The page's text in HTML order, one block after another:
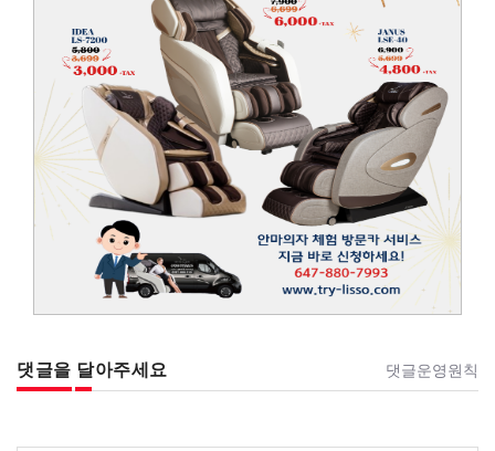
댓글을 달아주세요 댓글운영원칙